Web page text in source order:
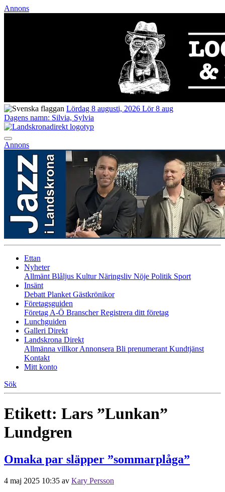
Annons
Lördag 8 augusti, 2026 Lör 8 aug
Dagens namn: Silvia, Sylvia
Annons
Ettan
Nyheter
Allmänt Blåljus KulturNäringsliv Nöje Politik Sport
Insänt
Debatt Planket Gästkrönikor
Företagsguiden
Företag A-Ö BranscherRegistrera ditt företag
Lunchguiden
Galleri Direkt
Landskrona Direkt
Allmänna villkorAnnonsera Bli prenumerant Kundtjänst
Kontakt
Mitt konto
Sök
Etikett: Lars ”Lunkan”
Lundgren
Omaka par släpper ”sommarplåga”
4 maj 2025 10:35 av Kary Persson